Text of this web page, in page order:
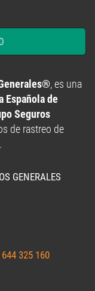
, es una
Española de
Seguros
de rastreo de
.
GENERALES
644 325 160